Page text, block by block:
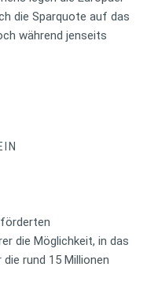
die Sparquote auf das
während jenseits
die Möglichkeit, in das
rund 15 Millionen